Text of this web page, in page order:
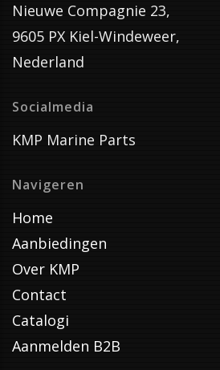
Nieuwe Compagnie 23,
9605 PX Kiel-Windeweer,
Nederland
Socialmedia
KMP Marine Parts
Navigeren
Home
Aanbiedingen
Over KMP
Contact
Catalogi
Aanmelden B2B